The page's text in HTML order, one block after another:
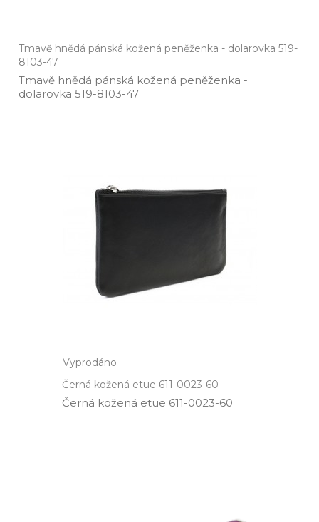
Tmavě hnědá pánská kožená peněženka - dolarovka 519-
8103-47
Tmavě hnědá pánská kožená peněženka ­-
dolarovka 519­-8103­-47
Vyprodáno
Černá kožená etue 611-0023-60
Černá kožená etue 611­-0023­-60